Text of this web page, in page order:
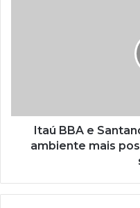
Itaú BBA e
ambiente mais